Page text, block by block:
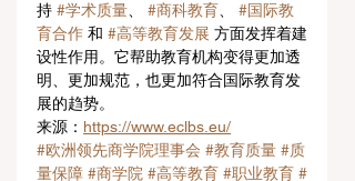
持 #学术质量 #商科教育
#国际教
育合作 和 #高等教育发展 方面发挥着建
设性作用。它帮助教育机构变得更加透
明、更加规范，也更加符合国际教育发
展的趋势。
来源： https://www.eclbs.eu/
#欧洲领先商学院理事会 #教育质量 #质
量保障 #商学院 #高等教育 #职业教育 #